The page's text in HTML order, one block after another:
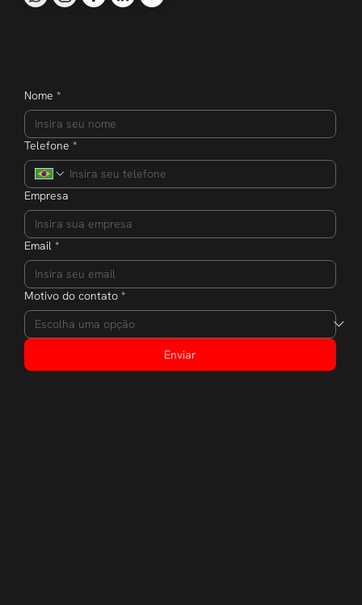
Nome *
Telefone *
Empresa
Email *
Motivo do contato *
Enviar